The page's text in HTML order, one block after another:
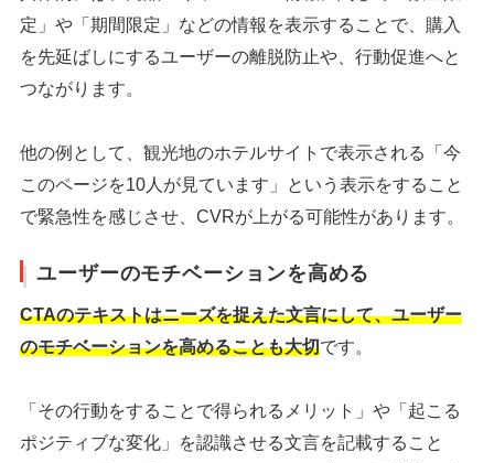
定」や「期間限定」などの情報を表示することで、購入
を先延ばしにするユーザーの離脱防止や、行動促進へと
つながります。
他の例として、観光地のホテルサイトで表示される「今
このページを10人が見ています」という表示をすること
で緊急性を感じさせ、CVRが上がる可能性があります。
ユーザーのモチベーションを高める
CTAのテキストはニーズを捉えた文言にして、ユーザー
のモチベーションを高めることも大切です。
「その行動をすることで得られるメリット」や「起こる
ポジティブな変化」を認識させる文言を記載すること